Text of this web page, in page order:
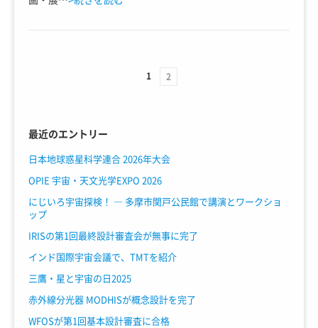
1 2
最近のエントリー
日本地球惑星科学連合 2026年大会
OPIE 宇宙・天文光学EXPO 2026
にじいろ宇宙探検！ ― 多摩市関戸公民館で講演とワークショ
ップ
IRISの第1回最終設計審査会が無事に完了
インド国際宇宙会議で、TMTを紹介
三鷹・星と宇宙の日2025
赤外線分光器 MODHISが概念設計を完了
WFOSが第1回基本設計審査に合格